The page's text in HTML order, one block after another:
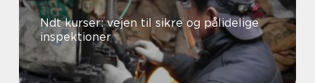
Ndt kurser: vejen til sikre og pålidelige
inspektioner